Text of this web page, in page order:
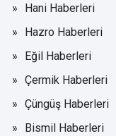
Hani Haberleri
Hazro Haberleri
Eğil Haberleri
Çermik Haberleri
Çüngüş Haberleri
Bismil Haberleri